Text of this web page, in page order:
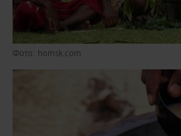
Фото: homsk.com